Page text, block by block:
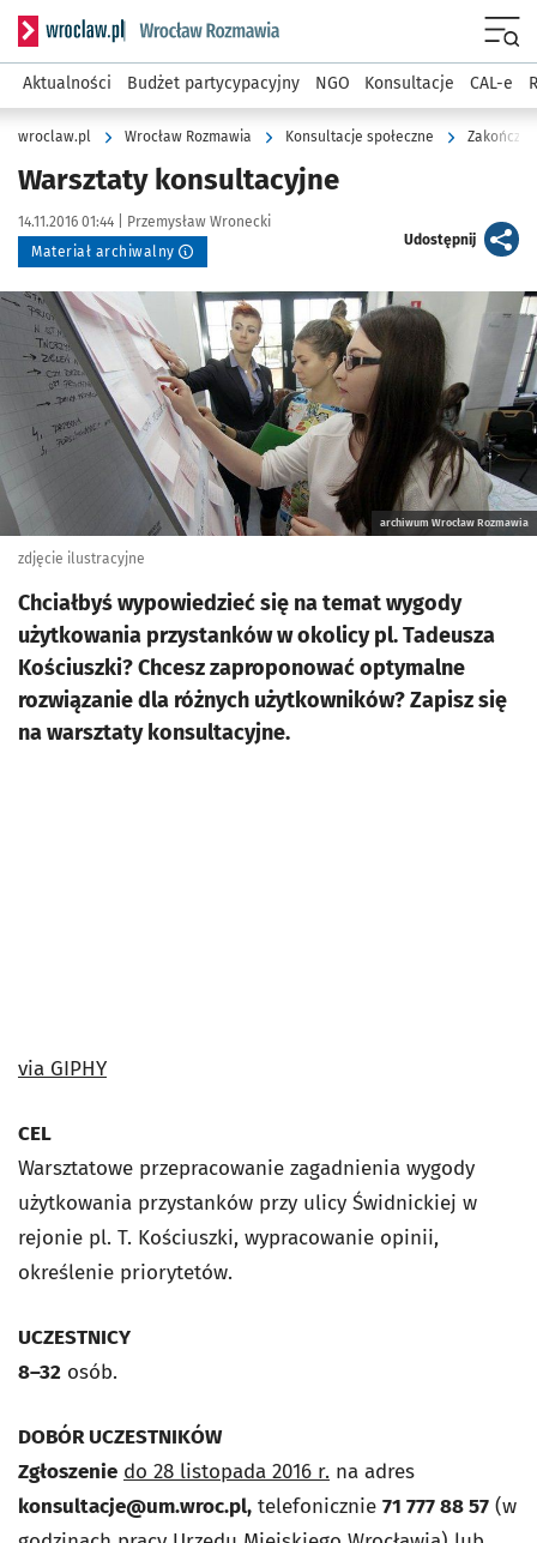
Serwis informacyjny wroclaw.pl podserwis: Rozmawia
Aktualności Budżet partycypacyjny NGO Konsultacje CAL-e
wroclaw.pl Wrocław Rozmawia Konsultacje społeczne
Warsztaty konsultacyjne
Data publikacji:
14.11.2016 01:44 | Autor:
Przemysław Wronecki
Materiał archiwalny
Udostępnijartykuł
Kliknij, aby powiększyć
archiwum Wrocław Rozmawia
zdjęcie ilustracyjne
Chciałbyś wypowiedzieć się na temat wygody
użytkowania przystanków w okolicy pl. Tadeusza
Kościuszki? Chcesz zaproponować optymalne
rozwiązanie dla różnych użytkowników? Zapisz się
na warsztaty konsultacyjne.
via GIPHY
CEL
Warsztatowe przepracowanie zagadnienia wygody
użytkowania przystanków przy ulicy Świdnickiej w
rejonie pl. T. Kościuszki, wypracowanie opinii,
określenie priorytetów.
UCZESTNICY
8–32 osób.
DOBÓR UCZESTNIKÓW
Zgłoszenie do 28 listopada 2016 r. na adres
konsultacje@um.wroc.pl, telefonicznie 71 777 88 57 (w